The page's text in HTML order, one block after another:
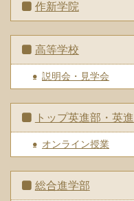
作新学院
高等学校
説明会・見学会
トップ英進部・英
オンライン授業
総合進学部